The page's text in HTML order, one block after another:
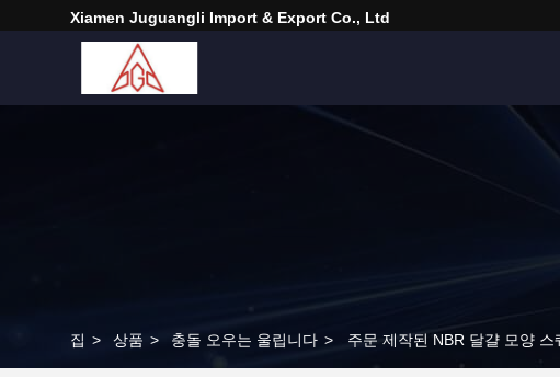
Xiamen Juguangli Import & Export Co., Ltd
집 > 상품 > 충돌 오우는 울립니다 > 주문 제작된 NBR 달걀 모양